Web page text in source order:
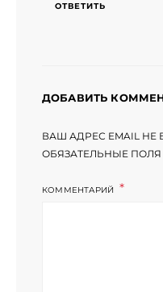
ОТВЕТИТЬ
ДОБАВИТЬ
ВАШ АДРЕС EMAIL
ОБЯЗАТЕЛЬНЫЕ
КОММЕНТАРИЙ